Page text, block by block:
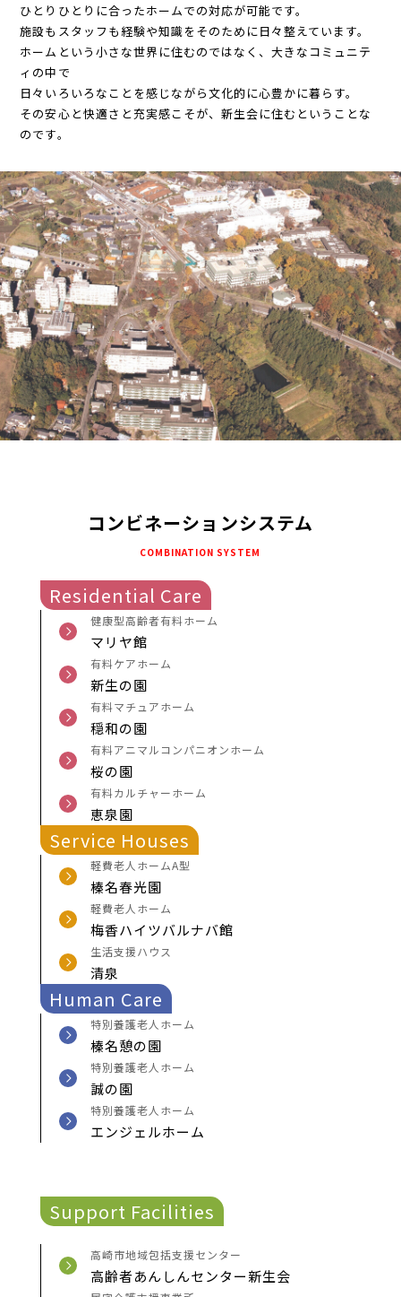
ひとりひとりに合ったホームでの対応が可能です。
施設もスタッフも経験や知識をそのために日々整えています。
ホームという小さな世界に住むのではなく、大きなコミュニテ
ィの中で
日々いろいろなことを感じながら文化的に心豊かに暮らす。
その安心と快適さと充実感こそが、新生会に住むということな
のです。
コンビネーションシステム
COMBINATION SYSTEM
Residential Care
健康型高齢者有料ホーム
マリヤ館
有料ケアホーム
新生の園
有料マチュアホーム
穏和の園
有料アニマルコンパニオンホーム
桜の園
有料カルチャーホーム
恵泉園
Service Houses
軽費老人ホームA型
榛名春光園
軽費老人ホーム
梅香ハイツバルナバ館
生活支援ハウス
清泉
Human Care
特別養護老人ホーム
榛名憩の園
特別養護老人ホーム
誠の園
特別養護老人ホーム
エンジェルホーム
Support Facilities
高崎市地域包括支援センター
高齢者あんしんセンター新生会